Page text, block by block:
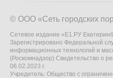
© ООО «Сеть городских
Сетевое издание «Е1.РУ
Зарегистрировано Федеральной
информационных технологий и
(Роскомнадзор) Свидетельство о
06.02.2023 г.
Учредитель: Общество с